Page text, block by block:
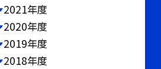
2021年度
2020年度
2019年度
2018年度